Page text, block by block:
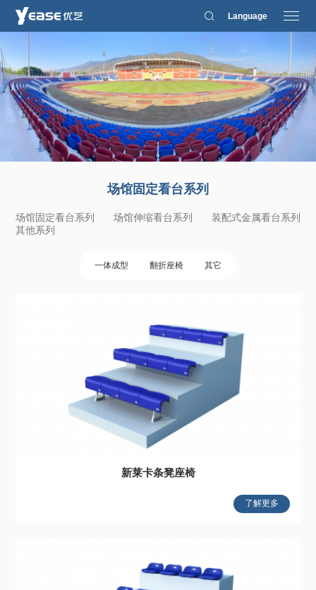
Language
场馆固定看台系列
场馆固定看台系列 场馆伸缩看台系列
装配式金属看台系列
其他系列
一体成型 翻折座椅 其它
新莱卡条凳座椅
了解更多